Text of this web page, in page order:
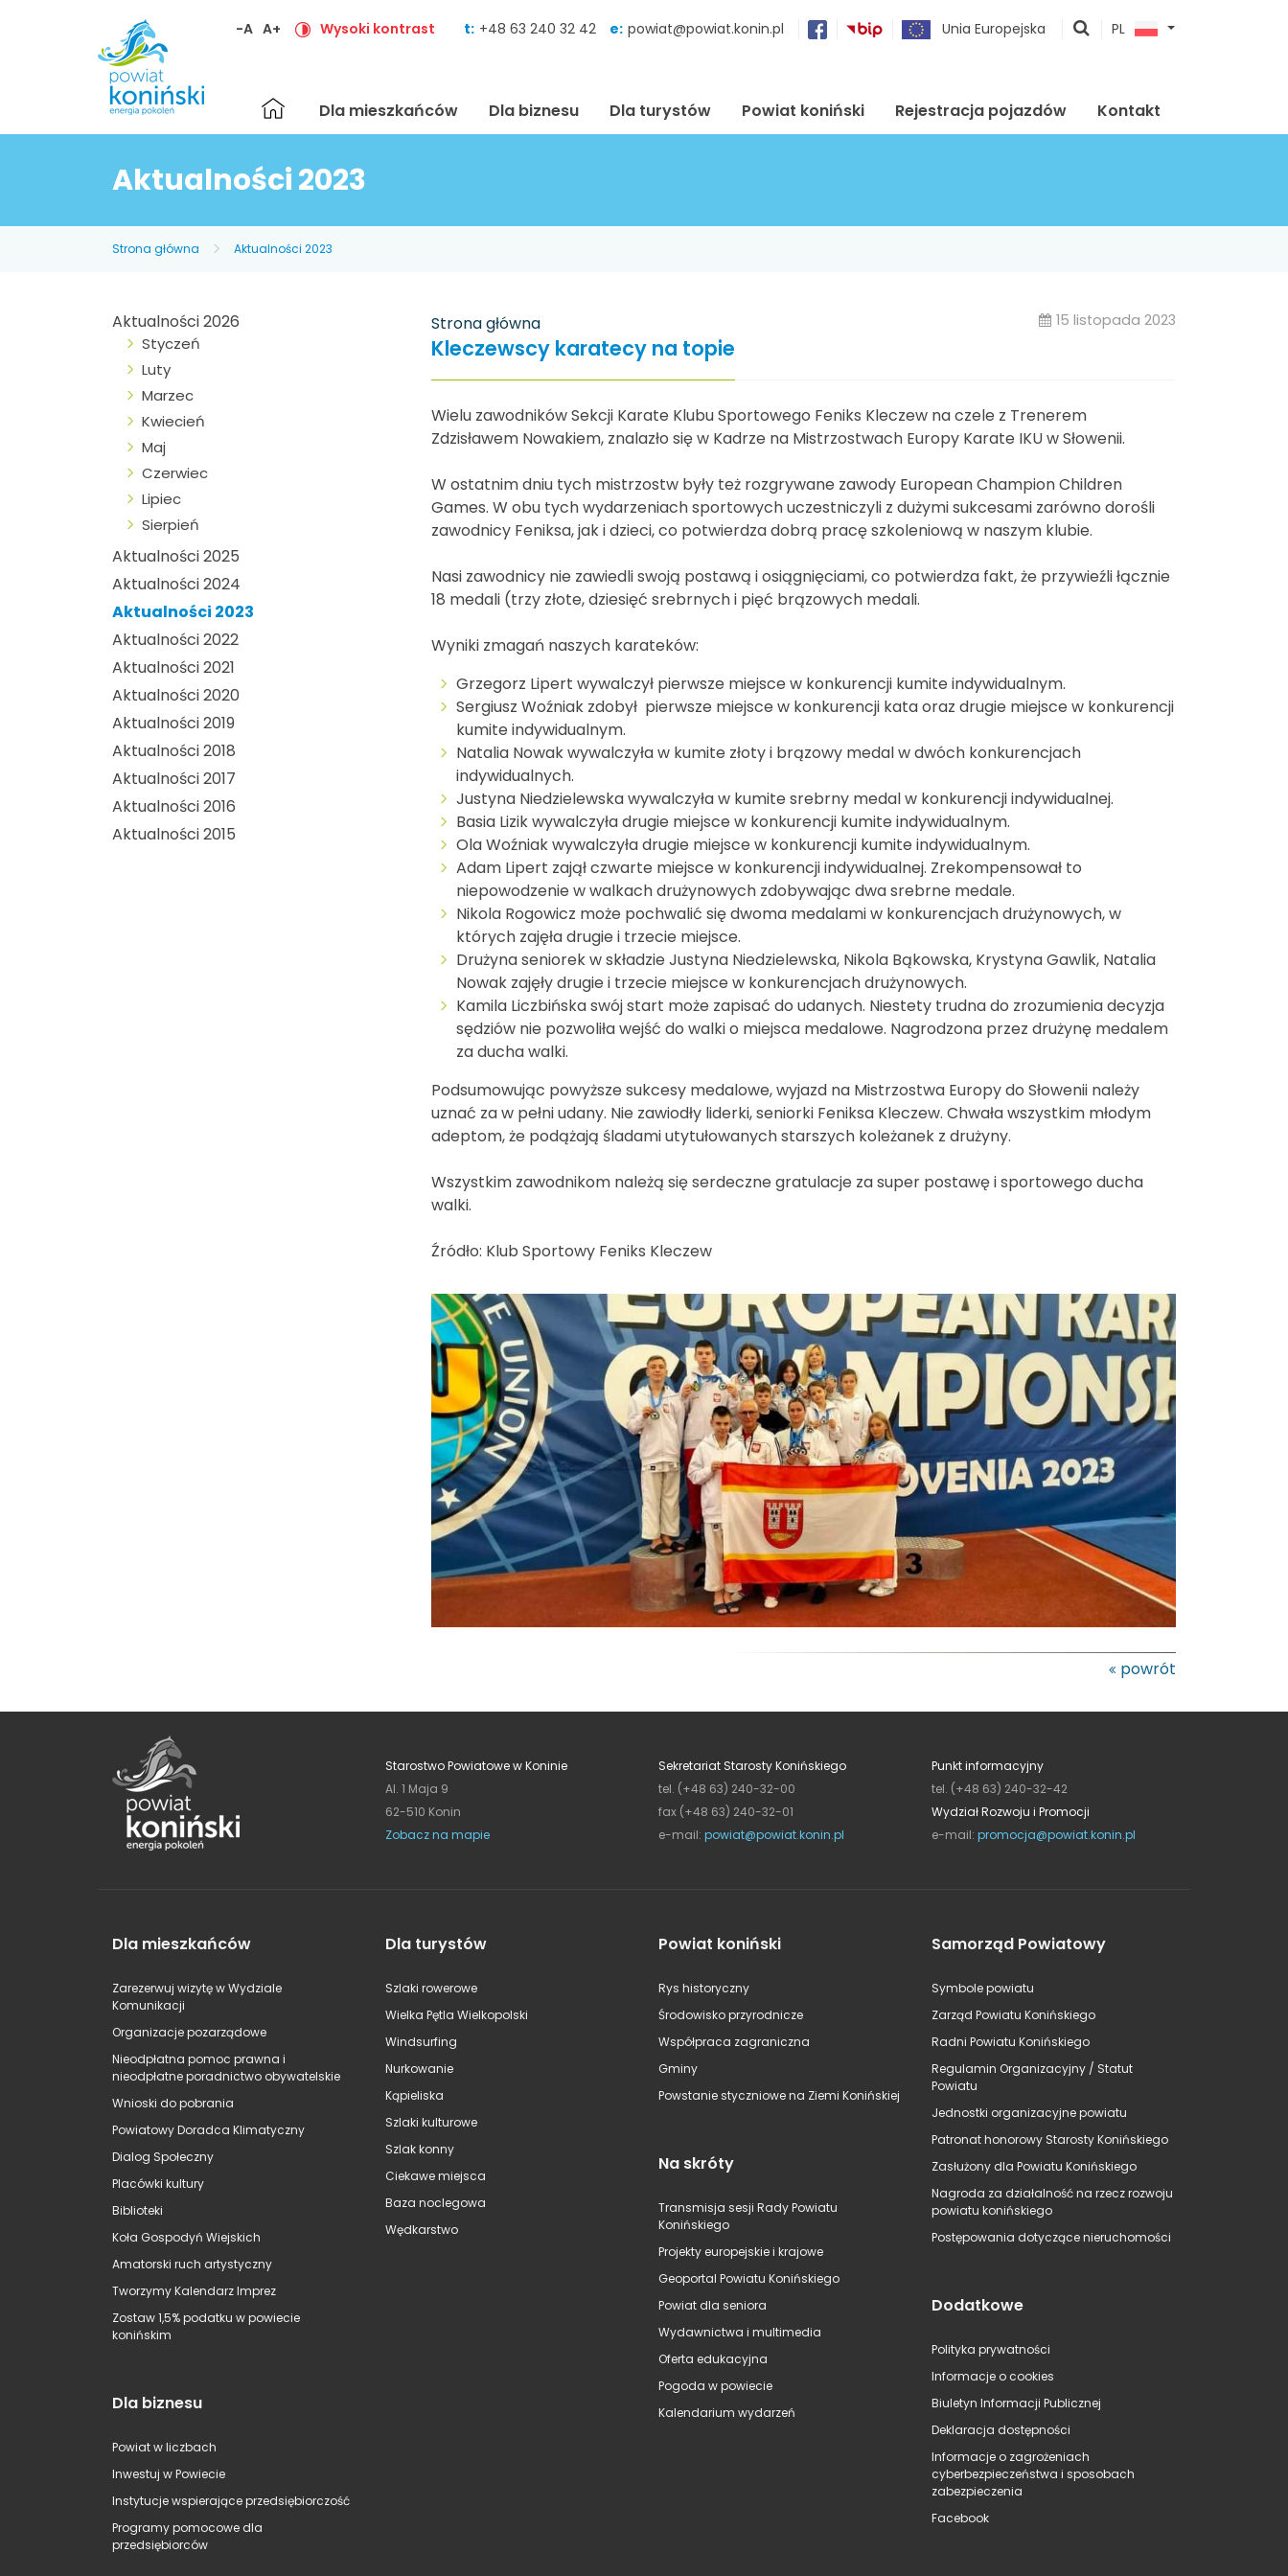
-A A+ Wysoki kontrast t: +48 63 240 32 42 e: powiat@powiat.konin.pl Unia Europejska
pokaż
PL
Strona
główna
Dla mieszkańców Dla biznesu Dla turystów Powiat koniński Rejestracja pojazdów Kontakt
Aktualności 2023
Strona główna Aktualności 2023
Aktualności 2026
Styczeń
Luty
Marzec
Kwiecień
Maj
Czerwiec
Lipiec
Sierpień
Aktualności 2025
Aktualności 2024
Aktualności 2023
Aktualności 2022
Aktualności 2021
Aktualności 2020
Aktualności 2019
Aktualności 2018
Aktualności 2017
Aktualności 2016
Aktualności 2015
Strona główna 15 listopada 2023
Kleczewscy karatecy na topie
Wielu zawodników Sekcji Karate Klubu Sportowego Feniks Kleczew na czele z Trenerem
Zdzisławem Nowakiem, znalazło się w Kadrze na Mistrzostwach Europy Karate IKU w Słowenii.
W ostatnim dniu tych mistrzostw były też rozgrywane zawody European Champion Children
Games. W obu tych wydarzeniach sportowych uczestniczyli z dużymi sukcesami zarówno dorośli
zawodnicy Feniksa, jak i dzieci, co potwierdza dobrą pracę szkoleniową w naszym klubie.
Nasi zawodnicy nie zawiedli swoją postawą i osiągnięciami, co potwierdza fakt, że przywieźli łącznie
18 medali (trzy złote, dziesięć srebrnych i pięć brązowych medali.
Wyniki zmagań naszych karateków:
Grzegorz Lipert wywalczył pierwsze miejsce w konkurencji kumite indywidualnym.
Sergiusz Woźniak zdobył pierwsze miejsce w konkurencji kata oraz drugie miejsce w konkurencji
kumite indywidualnym.
Natalia Nowak wywalczyła w kumite złoty i brązowy medal w dwóch konkurencjach
indywidualnych.
Justyna Niedzielewska wywalczyła w kumite srebrny medal w konkurencji indywidualnej.
Basia Lizik wywalczyła drugie miejsce w konkurencji kumite indywidualnym.
Ola Woźniak wywalczyła drugie miejsce w konkurencji kumite indywidualnym.
Adam Lipert zajął czwarte miejsce w konkurencji indywidualnej. Zrekompensował to
niepowodzenie w walkach drużynowych zdobywając dwa srebrne medale.
Nikola Rogowicz może pochwalić się dwoma medalami w konkurencjach drużynowych, w
których zajęła drugie i trzecie miejsce.
Drużyna seniorek w składzie Justyna Niedzielewska, Nikola Bąkowska, Krystyna Gawlik, Natalia
Nowak zajęły drugie i trzecie miejsce w konkurencjach drużynowych.
Kamila Liczbińska swój start może zapisać do udanych. Niestety trudna do zrozumienia decyzja
sędziów nie pozwoliła wejść do walki o miejsca medalowe. Nagrodzona przez drużynę medalem
za ducha walki.
Podsumowując powyższe sukcesy medalowe, wyjazd na Mistrzostwa Europy do Słowenii należy
uznać za w pełni udany. Nie zawiodły liderki, seniorki Feniksa Kleczew. Chwała wszystkim młodym
adeptom, że podążają śladami utytułowanych starszych koleżanek z drużyny.
Wszystkim zawodnikom należą się serdeczne gratulacje za super postawę i sportowego ducha
walki.
Źródło: Klub Sportowy Feniks Kleczew
powrót
Starostwo Powiatowe w Koninie
Al. 1 Maja 9
62-510 Konin
Zobacz na mapie
Sekretariat Starosty Konińskiego
tel. (+48 63) 240-32-00
fax (+48 63) 240-32-01
e-mail: powiat@powiat.konin.pl
Punkt informacyjny
tel. (+48 63) 240-32-42
Wydział Rozwoju i Promocji
e-mail: promocja@powiat.konin.pl
Dla mieszkańców
Zarezerwuj wizytę w Wydziale
Komunikacji
Organizacje pozarządowe
Nieodpłatna pomoc prawna i
nieodpłatne poradnictwo obywatelskie
Wnioski do pobrania
Powiatowy Doradca Klimatyczny
Dialog Społeczny
Placówki kultury
Biblioteki
Koła Gospodyń Wiejskich
Amatorski ruch artystyczny
Tworzymy Kalendarz Imprez
Zostaw 1,5% podatku w powiecie
konińskim
Dla biznesu
Powiat w liczbach
Inwestuj w Powiecie
Instytucje wspierające przedsiębiorczość
Programy pomocowe dla
przedsiębiorców
Dla turystów
Szlaki rowerowe
Wielka Pętla Wielkopolski
Windsurfing
Nurkowanie
Kąpieliska
Szlaki kulturowe
Szlak konny
Ciekawe miejsca
Baza noclegowa
Wędkarstwo
Powiat koniński
Rys historyczny
Środowisko przyrodnicze
Współpraca zagraniczna
Gminy
Powstanie styczniowe na Ziemi Konińskiej
Na skróty
Transmisja sesji Rady Powiatu
Konińskiego
Projekty europejskie i krajowe
Geoportal Powiatu Konińskiego
Powiat dla seniora
Wydawnictwa i multimedia
Oferta edukacyjna
Pogoda w powiecie
Kalendarium wydarzeń
Samorząd Powiatowy
Symbole powiatu
Zarząd Powiatu Konińskiego
Radni Powiatu Konińskiego
Regulamin Organizacyjny / Statut
Powiatu
Jednostki organizacyjne powiatu
Patronat honorowy Starosty Konińskiego
Zasłużony dla Powiatu Konińskiego
Nagroda za działalność na rzecz rozwoju
powiatu konińskiego
Postępowania dotyczące nieruchomości
Dodatkowe
Polityka prywatności
Informacje o cookies
Biuletyn Informacji Publicznej
Deklaracja dostępności
Informacje o zagrożeniach
cyberbezpieczeństwa i sposobach
zabezpieczenia
Facebook